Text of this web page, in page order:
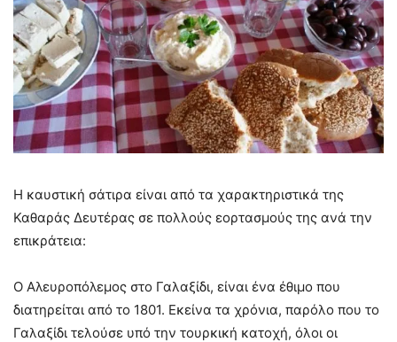
Η καυστική σάτιρα είναι από τα χαρακτηριστικά της
Καθαράς Δευτέρας σε πολλούς εορτασμούς της ανά την
επικράτεια:
Ο Αλευροπόλεμος στο Γαλαξίδι, είναι ένα έθιμο που
διατηρείται από το 1801. Εκείνα τα χρόνια, παρόλο που το
Γαλαξίδι τελούσε υπό την τουρκική κατοχή, όλοι οι